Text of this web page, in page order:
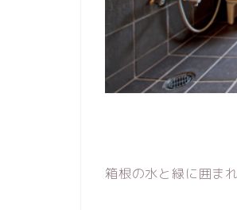
箱根の水と緑に囲ま